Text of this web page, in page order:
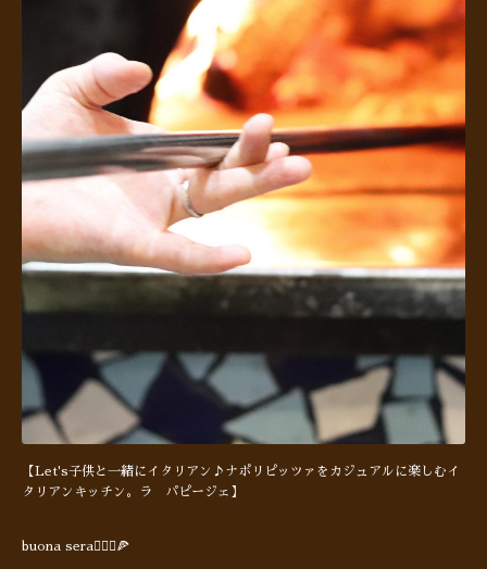
【Let's子供と一緒にイタリアン♪ナポリピッツァをカジュアルに楽しむイ
タリアンキッチン。ラ パピージェ】
buona sera🙋🏻‍♂️🍕